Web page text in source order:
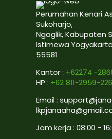
Perumahan Kenari
Sukoharjo,
Ngaglik, Kabupaten
Istimewa Yogyakarta
55581
Kantor : +62274 -
HP : +62 811-2959-226
Email :
Jam kerja : 08:00 -